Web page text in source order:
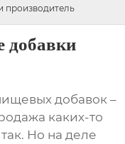
производитель
добавки
добавок –
каких-то
Но на деле